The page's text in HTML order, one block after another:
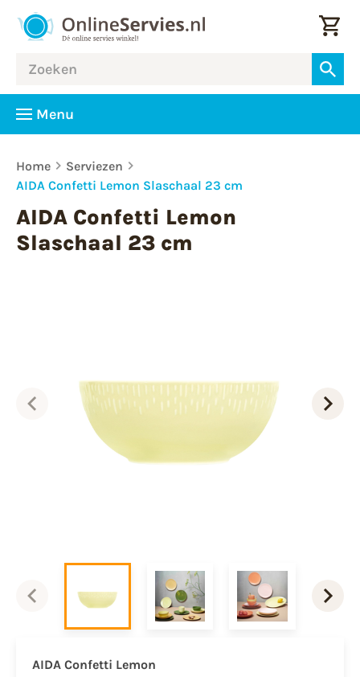
Menu
Home
Serviezen
AIDA Confetti Lemon Slaschaal 23 cm
AIDA Confetti Lemon
Slaschaal 23 cm
AIDA Confetti Lemon